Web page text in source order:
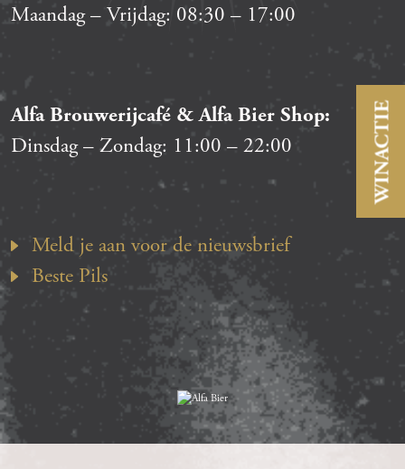
Maandag – Vrijdag: 08:30 – 17:00
Alfa Brouwerijcafé & Alfa Bier Shop:
Dinsdag – Zondag: 11:00 – 22:00
Meld je aan voor de nieuwsbrief
Beste Pils
WINACTIE